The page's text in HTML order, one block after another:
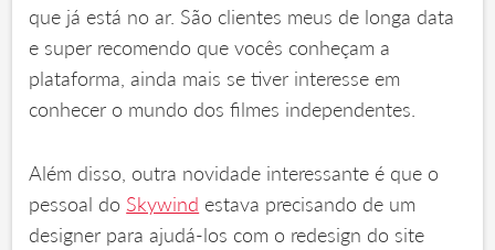
que já está no ar. São clientes meus de longa data
e super recomendo que vocês conheçam a
plataforma, ainda mais se tiver interesse em
conhecer o mundo dos filmes independentes.
Além disso, outra novidade interessante é que o
pessoal do Skywind estava precisando de um
designer para ajudá-los com o redesign do site